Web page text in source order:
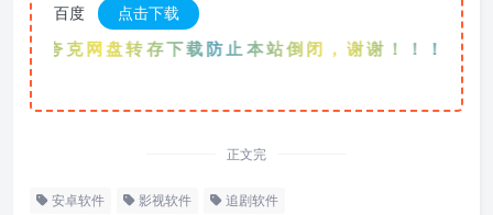
百度
点击下载
夸克网盘转存下载防止本站倒闭，谢谢！！！
正文完
安卓软件 影视软件 追剧软件